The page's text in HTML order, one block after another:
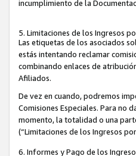
incumplimiento de la
5. Limitaciones de los Ingresos
Las etiquetas de los asociados
estás intentando reclamar
combinando enlaces de
Afiliados.
De vez en cuando, podremos
Comisiones Especiales. Para no
momento, la totalidad o una
(“Limitaciones de los Ingresos
6. Informes y Pago de los